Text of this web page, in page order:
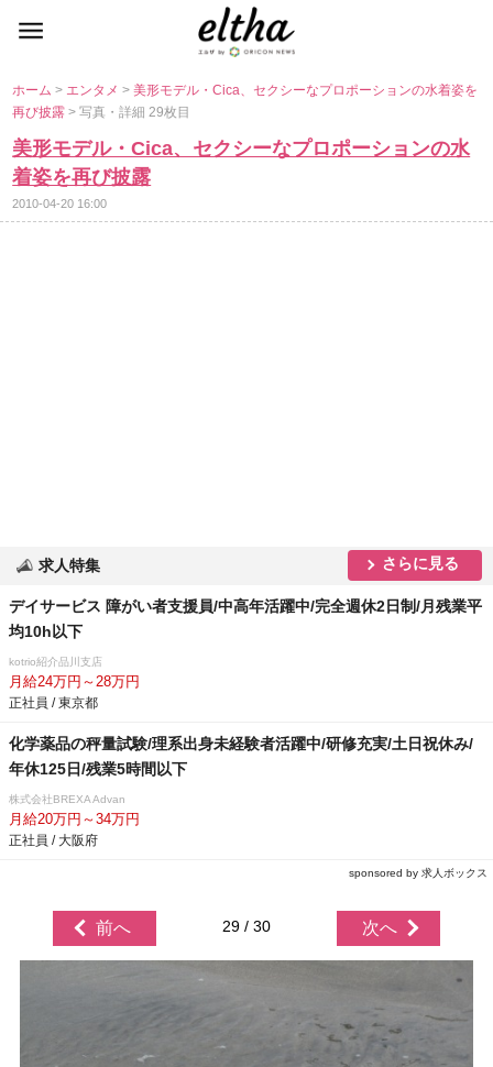
ホーム> エンタメ>美形モデル・Cica、セクシーなプロポーションの水着姿を
再び披露> 写真・詳細 29枚目
美形モデル・Cica、セクシーなプロポーションの水
着姿を再び披露
2010-04-20 16:00
求人特集 さらに見る
デイサービス 障がい者支援員/中高年活躍中/完全週休2日制/月残業平
均10h以下
kotrio紹介品川支店
月給24万円～28万円
正社員 / 東京都
化学薬品の秤量試験/理系出身未経験者活躍中/研修充実/土日祝休み/
年休125日/残業5時間以下
株式会社BREXA Advan
月給20万円～34万円
正社員 / 大阪府
sponsored by 求人ボックス
前へ 29 / 30 次へ